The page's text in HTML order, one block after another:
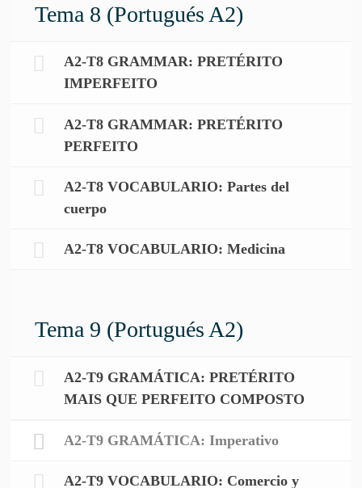
Tema 8 (Portugués A2)
A2-T8 GRAMMAR: PRETÉRITO
IMPERFEITO
A2-T8 GRAMMAR: PRETÉRITO
PERFEITO
A2-T8 VOCABULARIO: Partes del
cuerpo
A2-T8 VOCABULARIO: Medicina
Tema 9 (Portugués A2)
A2-T9 GRAMÁTICA: PRETÉRITO
MAIS QUE PERFEITO COMPOSTO
A2-T9 GRAMÁTICA: Imperativo
A2-T9 VOCABULARIO: Comercio y